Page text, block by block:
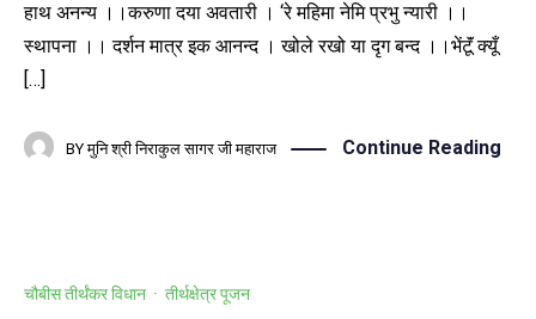
हाथ अनन्य ।।करुणा दया अवतारी । ‘रे महिमा नेमि प्रभु न्यारी ।।
स्थापना ।। दर्शन मात्र इक आनन्द । खोले रखो या दृग बन्द ।।भेंटूॅं क्यूँ
[…]
BY मुनि श्री निराकुल सागर जी महाराज Continue Reading
चौबीस तीर्थंकर विधान · तीर्थक्षेत्र पूजन